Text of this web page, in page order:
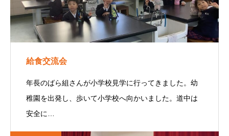
給食交流会
年長のばら組さんが小学校見学に行ってきました。幼
稚園を出発し、歩いて小学校へ向かいました。道中は
安全に…